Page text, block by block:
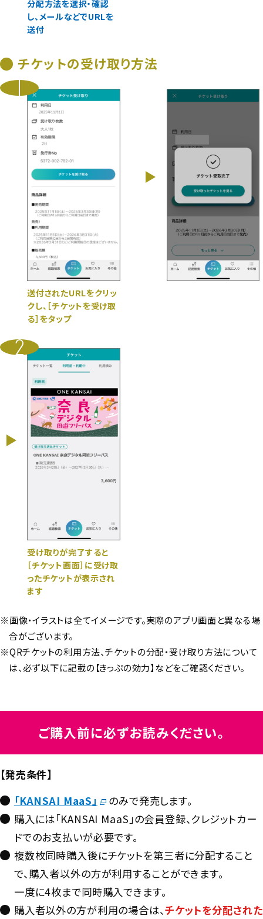
分配方法を選択・確認
し、メールなどでURLを
送付
チケットの受け取り方法
送付されたURLをクリッ
クし、［チケットを受け取
る］をタップ
受け取りが完了すると
［チケット画面］に受け取
ったチケットが表示され
ます
※画像・イラストは全てイメージです。実際のアプリ画面と異なる場
合がございます。
※QRチケットの利用方法、チケットの分配・受け取り方法について
は、必ず以下に記載の【きっぷの効力】などをご確認ください。
ご購入前に必ずお読みください。
【発売条件】
「KANSAI MaaS」
のみで発売します。
購入には「KANSAI MaaS」の会員登録、クレジットカー
ドでのお支払いが必要です。
複数枚同時購入後にチケットを第三者に分配すること
で、購入者以外の方が利用することができます。
一度に4枚まで同時購入できます。
購入者以外の方が利用の場合は、チケットを分配された